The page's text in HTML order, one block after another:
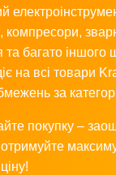
компресори,
багато іншого
на всі товари
за
покупку –
отримуйте